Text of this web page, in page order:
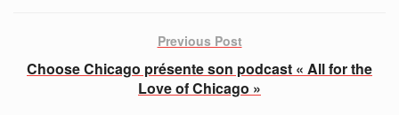
Previous Post
Choose Chicago présente son podcast « All for the
Love of Chicago »